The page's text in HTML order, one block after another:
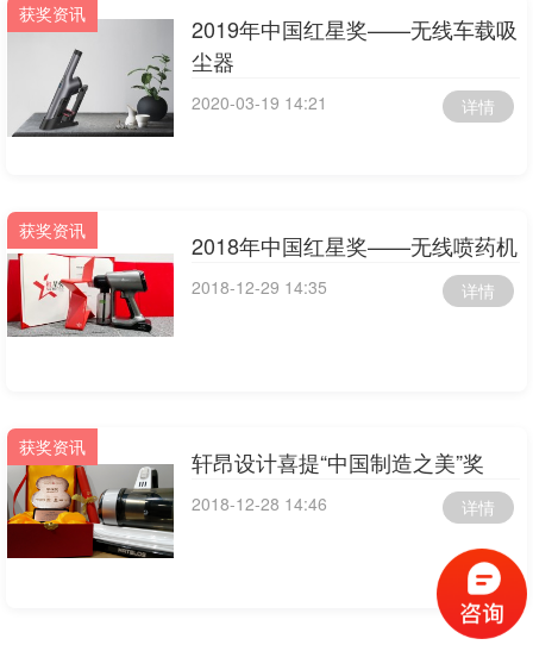
获奖资讯
2019年中国红星奖——无线车载吸
尘器
2020-03-19 14:21 详情
获奖资讯 2018年中国红星奖——无线喷药机
2018-12-29 14:35 详情
获奖资讯 轩昂设计喜提“中国制造之美”奖
2018-12-28 14:46 详情